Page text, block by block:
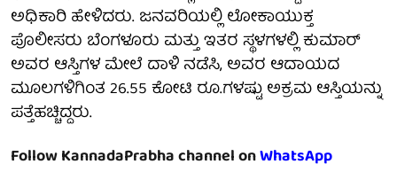
ಅಧಿಕಾರಿ ಹೇಳಿದರು. ಜನವರಿಯಲ್ಲಿ ಲೋಕಾಯುಕ್ತ
ಪೊಲೀಸರು ಬೆಂಗಳೂರು ಮತ್ತು ಇತರ ಸ್ಥಳಗಳಲ್ಲಿ ಕುಮಾರ್
ಅವರ ಆಸ್ತಿಗಳ ಮೇಲೆ ದಾಳಿ ನಡೆಸಿ, ಅವರ ಆದಾಯದ
ಮೂಲಗಳಿಗಿಂತ 26.55 ಕೋಟಿ ರೂ.ಗಳಷ್ಟು ಅಕ್ರಮ ಆಸ್ತಿಯನ್ನು
ಪತ್ತೆಹಚ್ಚಿದ್ದರು.
Follow KannadaPrabha channel onWhatsApp